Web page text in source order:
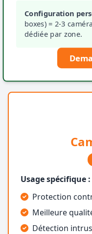
Configuration
boxes) = 2-3
dédiée par zone.
Usage spécifique :
Protection
Meilleure
Détection